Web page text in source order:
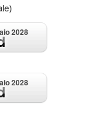
2028
2028